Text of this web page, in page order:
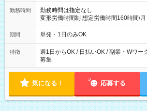
勤務時間
勤務時間は指定なし
変形労働時間制 想定労働時間160時間/月 【シフト例】 ・8：00
～21：00
期間 単発・1日のみOK
特徴
週1日からOK / 日払いOK / 副業・Wワー
募集
気になる！ 応募する